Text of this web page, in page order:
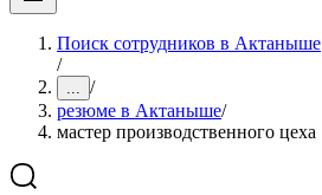
Поиск сотрудников в Актаныше
/
... /
резюме в Актаныше/
мастер производственного цеха